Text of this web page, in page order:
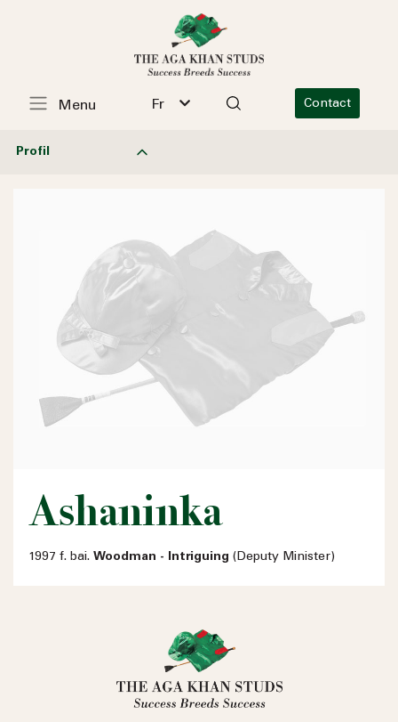
Fr Contact
Menu
Profil
Ashaninka
1997 f. bai. Woodman - Intriguing (Deputy Minister)